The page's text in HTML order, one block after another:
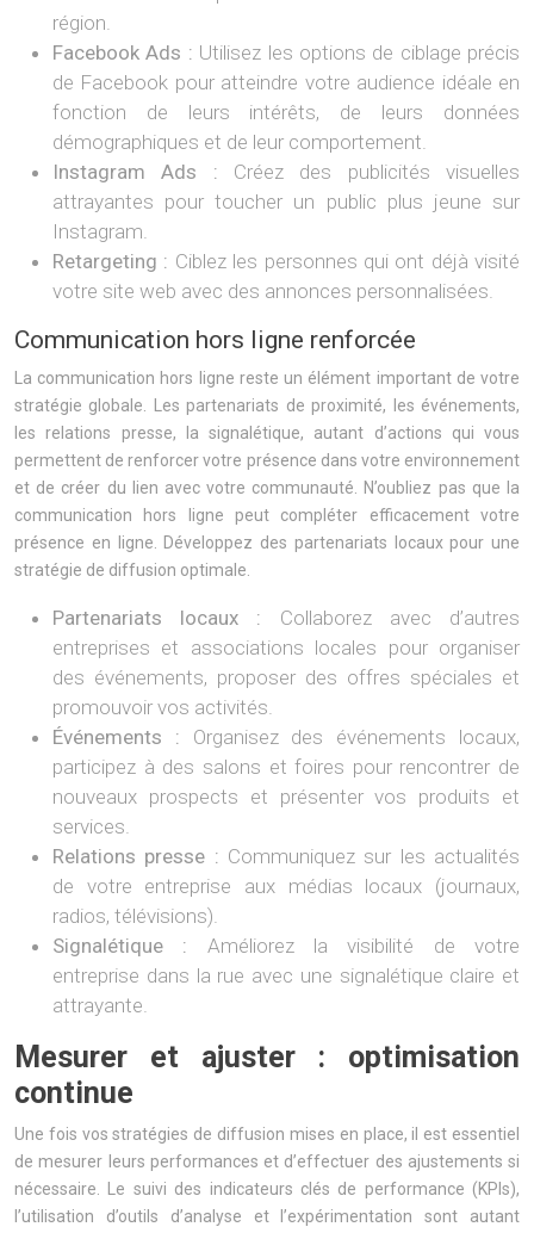
région.
Facebook Ads : Utilisez les options de ciblage précis
de Facebook pour atteindre votre audience idéale en
fonction de leurs intérêts, de leurs données
démographiques et de leur comportement.
Instagram Ads : Créez des publicités visuelles
attrayantes pour toucher un public plus jeune sur
Instagram.
Retargeting : Ciblez les personnes qui ont déjà visité
votre site web avec des annonces personnalisées.
Communication hors ligne renforcée
La communication hors ligne reste un élément important de votre
stratégie globale. Les partenariats de proximité, les événements,
les relations presse, la signalétique, autant d’actions qui vous
permettent de renforcer votre présence dans votre environnement
et de créer du lien avec votre communauté. N’oubliez pas que la
communication hors ligne peut compléter efficacement votre
présence en ligne. Développez des partenariats locaux pour une
stratégie de diffusion optimale.
Partenariats locaux : Collaborez avec d’autres
entreprises et associations locales pour organiser
des événements, proposer des offres spéciales et
promouvoir vos activités.
Événements : Organisez des événements locaux,
participez à des salons et foires pour rencontrer de
nouveaux prospects et présenter vos produits et
services.
Relations presse : Communiquez sur les actualités
de votre entreprise aux médias locaux (journaux,
radios, télévisions).
Signalétique : Améliorez la visibilité de votre
entreprise dans la rue avec une signalétique claire et
attrayante.
Mesurer et ajuster : optimisation
continue
Une fois vos stratégies de diffusion mises en place, il est essentiel
de mesurer leurs performances et d’effectuer des ajustements si
nécessaire. Le suivi des indicateurs clés de performance (KPIs),
l’utilisation d’outils d’analyse et l’expérimentation sont autant